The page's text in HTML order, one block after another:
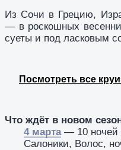
Из Сочи в Грецию,
— в роскошных
суеты и под ласковым
Посмотреть все
Что ждёт в новом
4 марта — 10 ночей
Салоники, Волос,